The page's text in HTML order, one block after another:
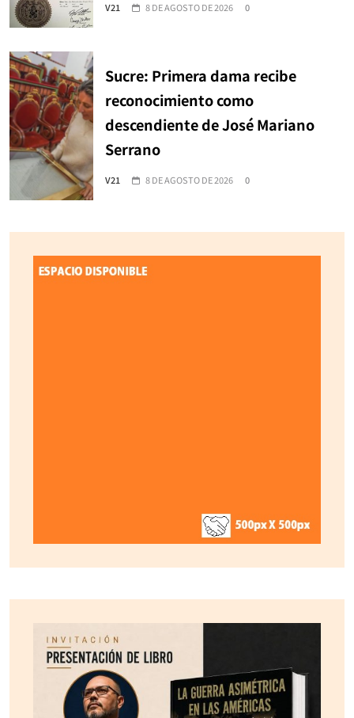
V21 8 DE AGOSTO DE 2026 0
Sucre: Primera dama recibe
reconocimiento como
descendiente de José Mariano
Serrano
V21 8 DE AGOSTO DE 2026 0